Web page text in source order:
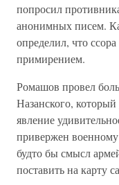
попросил
анонимных писем.
определил, что
примирением.
Ромашов провел
Назанского,
явление
привержен
будто бы смысл
поставить на карту